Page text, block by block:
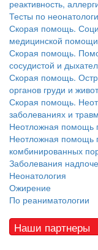
реактивность,
Тесты по
Скорая помощь.
медицинской помощи
Скорая помощь.
сосудистой и
Скорая помощь.
органов груди и
Скорая помощь.
заболеваниях и
Неотложная помощь
Неотложная помощь
комбинированных
Заболевания
Неонатология
Ожирение
По реаниматологии
Наши партнеры